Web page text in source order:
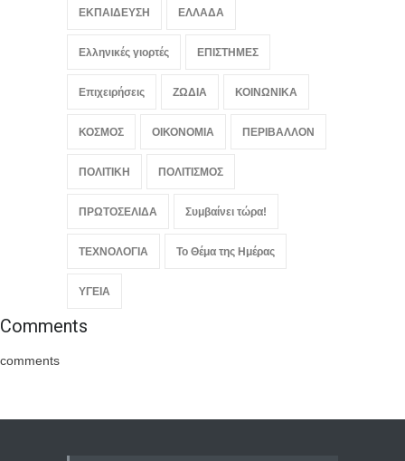
ΕΚΠΑΙΔΕΥΣΗ ΕΛΛΑΔΑ
Ελληνικές γιορτές ΕΠΙΣΤΗΜΕΣ
Επιχειρήσεις ΖΩΔΙΑ ΚΟΙΝΩΝΙΚΑ
ΚΟΣΜΟΣ ΟΙΚΟΝΟΜΙΑ ΠΕΡΙΒΑΛΛΟΝ
ΠΟΛΙΤΙΚΗ ΠΟΛΙΤΙΣΜΟΣ
ΠΡΩΤΟΣΕΛΙΔΑ Συμβαίνει τώρα!
ΤΕΧΝΟΛΟΓΙΑ Το Θέμα της Ημέρας
ΥΓΕΙΑ
Comments
comments